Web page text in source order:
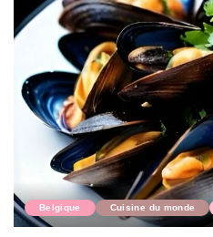
Belgique Cuisine du monde